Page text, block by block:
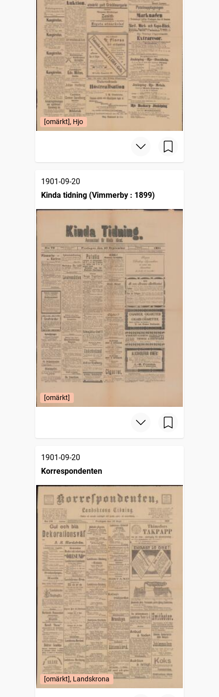
[omärkt], Hjo
1901-09-20
Kinda tidning (Vimmerby : 1899)
[omärkt]
1901-09-20
Korrespondenten
[omärkt], Landskrona